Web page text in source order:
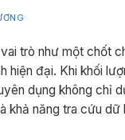
trò như một chốt
hiện đại. Khi khối
dụng không chỉ
khả năng tra cứu